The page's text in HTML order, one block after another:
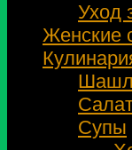
Уход
Женские
Супы